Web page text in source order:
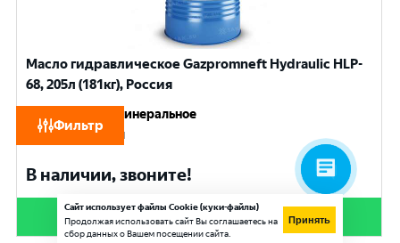
Фильтр
Масло гидравлическое Gazpromneft Hydraulic HLP-
68, 205л (181кг), Россия
Минеральное
Литраж, л: 205 л
В наличии, звоните!
Заказать
Сайт использует файлы Cookie (куки-файлы)
Продолжая использовать сайт Вы соглашаетесь на
сбор данных о Вашем посещении сайта.
Принять